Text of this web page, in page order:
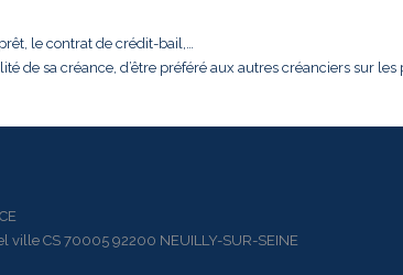
le contrat de crédit-bail,…
de sa créance, d’être préféré aux autres créanciers sur les
CS 70005 92200 NEUILLY-SUR-SEINE